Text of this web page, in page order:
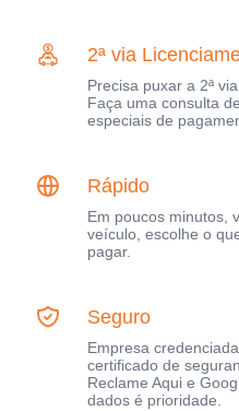
2ª via
Precisa puxar a 2ª
Faça uma consulta
especiais de
Rápido
Em poucos minutos,
veículo, escolhe o
pagar.
Seguro
Empresa
certificado de
Reclame Aqui e
dados é prioridade.